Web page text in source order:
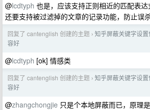
@lcdtyph 也是，应该支持正则相近的匹配表达
还要支持被过滤掉的文章的记录功能，防止误杀
回复了 cantenglish 创建的主题 › 知乎屏蔽关键字设置
容好
@lcdtyph [ok] 情感类
回复了 cantenglish 创建的主题 › 知乎屏蔽关键字设置
容好
@zhangchongjie 只是个本地屏蔽而已，原理